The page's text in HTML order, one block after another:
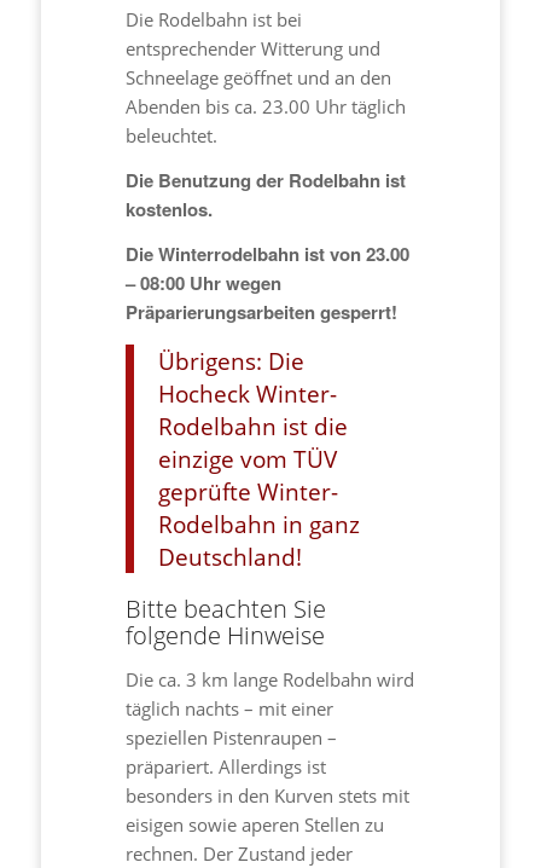
Die Rodelbahn ist bei
entsprechender Witterung und
Schneelage geöffnet und an den
Abenden bis ca. 23.00 Uhr täglich
beleuchtet.
Die Benutzung der Rodelbahn ist
kostenlos.
Die Winterrodelbahn ist von 23.00
– 08:00 Uhr wegen
Präparierungsarbeiten gesperrt!
Übrigens: Die
Hocheck Winter-
Rodelbahn ist die
einzige vom TÜV
geprüfte Winter-
Rodelbahn in ganz
Deutschland!
Bitte beachten Sie
folgende Hinweise
Die ca. 3 km lange Rodelbahn wird
täglich nachts – mit einer
speziellen Pistenraupen –
präpariert. Allerdings ist
besonders in den Kurven stets mit
eisigen sowie aperen Stellen zu
rechnen. Der Zustand jeder